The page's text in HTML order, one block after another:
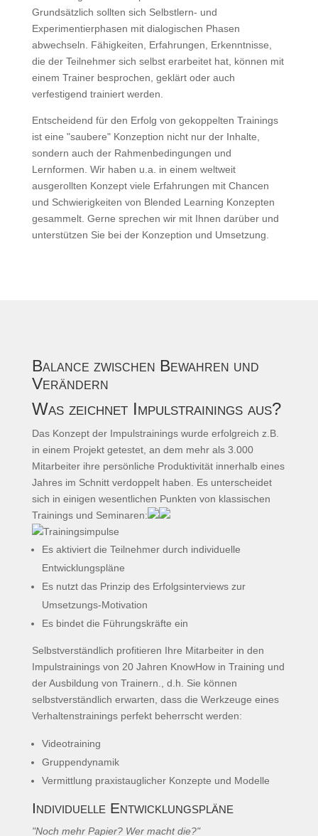
Grundsätzlich sollten sich Selbstlern- und
Experimentierphasen mit dialogischen Phasen
abwechseln. Fähigkeiten, Erfahrungen, Erkenntnisse,
die der Teilnehmer sich selbst erarbeitet hat, können mit
einem Trainer besprochen, geklärt oder auch
verfestigend trainiert werden.
Entscheidend für den Erfolg von gekoppelten Trainings
ist eine "saubere" Konzeption nicht nur der Inhalte,
sondern auch der Rahmenbedingungen und
Lernformen. Wir haben u.a. in einem weltweit
ausgerollten Konzept viele Erfahrungen mit Chancen
und Schwierigkeiten von Blended Learning Konzepten
gesammelt. Gerne sprechen wir mit Ihnen darüber und
unterstützen Sie bei der Konzeption und Umsetzung.
Balance zwischen Bewahren und
Verändern
Was zeichnet Impulstrainings aus?
Das Konzept der Impulstrainings wurde erfolgreich z.B.
in einem Projekt getestet, an dem mehr als 3.000
Mitarbeiter ihre persönliche Produktivität innerhalb eines
Jahres im Schnitt verdoppelt haben. Es unterscheidet
sich in einigen wesentlichen Punkten von klassischen
Trainings und Seminaren:
Es aktiviert die Teilnehmer durch individuelle
Entwicklungspläne
Es nutzt das Prinzip des Erfolgsinterviews zur
Umsetzungs-Motivation
Es bindet die Führungskräfte ein
Selbstverständlich profitieren Ihre Mitarbeiter in den
Impulstrainings von 20 Jahren KnowHow in Training und
der Ausbildung von Trainern., d.h. Sie können
selbstverständlich erwarten, dass die Werkzeuge eines
Verhaltenstrainings perfekt beherrscht werden:
Videotraining
Gruppendynamik
Vermittlung praxistauglicher Konzepte und Modelle
Individuelle Entwicklungspläne
"Noch mehr Papier? Wer macht die?"